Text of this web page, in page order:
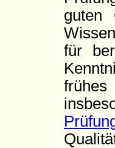
guten
für
frühes